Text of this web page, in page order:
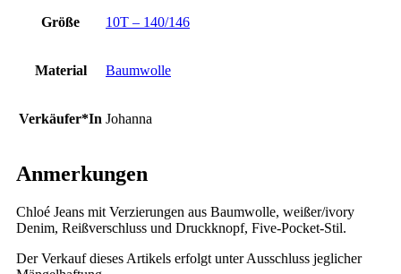
Größe 10T – 140/146
Material Baumwolle
Verkäufer*In Johanna
Anmerkungen
Chloé Jeans mit Verzierungen aus Baumwolle, weißer/ivory
Denim, Reißverschluss und Druckknopf, Five-Pocket-Stil.
Der Verkauf dieses Artikels erfolgt unter Ausschluss jeglicher